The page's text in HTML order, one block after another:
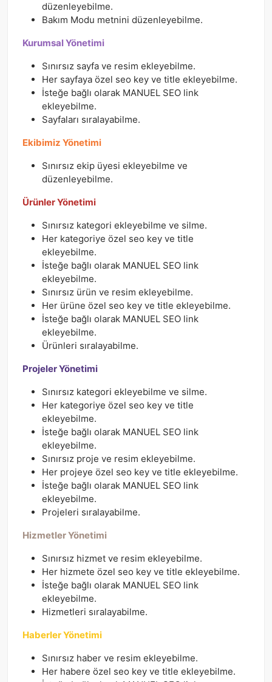
düzenleyebilme.
Bakım Modu metnini düzenleyebilme.
Kurumsal Yönetimi
Sınırsız sayfa ve resim ekleyebilme.
Her sayfaya özel seo key ve title ekleyebilme.
İsteğe bağlı olarak MANUEL SEO link
ekleyebilme.
Sayfaları sıralayabilme.
Ekibimiz Yönetimi
Sınırsız ekip üyesi ekleyebilme ve
düzenleyebilme.
Ürünler Yönetimi
Sınırsız kategori ekleyebilme ve silme.
Her kategoriye özel seo key ve title
ekleyebilme.
İsteğe bağlı olarak MANUEL SEO link
ekleyebilme.
Sınırsız ürün ve resim ekleyebilme.
Her ürüne özel seo key ve title ekleyebilme.
İsteğe bağlı olarak MANUEL SEO link
ekleyebilme.
Ürünleri sıralayabilme.
Projeler Yönetimi
Sınırsız kategori ekleyebilme ve silme.
Her kategoriye özel seo key ve title
ekleyebilme.
İsteğe bağlı olarak MANUEL SEO link
ekleyebilme.
Sınırsız proje ve resim ekleyebilme.
Her projeye özel seo key ve title ekleyebilme.
İsteğe bağlı olarak MANUEL SEO link
ekleyebilme.
Projeleri sıralayabilme.
Hizmetler Yönetimi
Sınırsız hizmet ve resim ekleyebilme.
Her hizmete özel seo key ve title ekleyebilme.
İsteğe bağlı olarak MANUEL SEO link
ekleyebilme.
Hizmetleri sıralayabilme.
Haberler Yönetimi
Sınırsız haber ve resim ekleyebilme.
Her habere özel seo key ve title ekleyebilme.